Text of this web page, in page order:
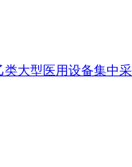
大型医用设备集中